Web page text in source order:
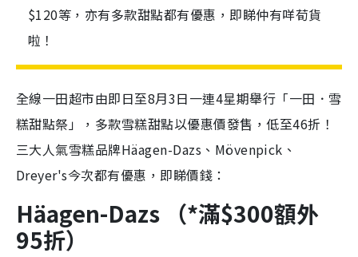
$120等，亦有多款甜點都有優惠，即睇仲有咩荀貨
啦！
全線一田超市由即日至8月3日一連4星期舉行「一田．雪
糕甜點祭」，多款雪糕甜點以優惠價發售，低至46折！
三大人氣雪糕品牌Häagen-Dazs、Mövenpick、
Dreyer's今次都有優惠，即睇價錢：
Häagen-Dazs （*滿$300額外
95折）